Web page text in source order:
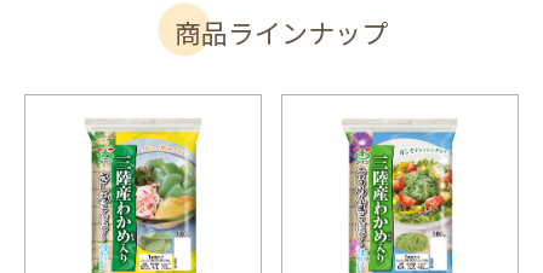
商品ラインナップ